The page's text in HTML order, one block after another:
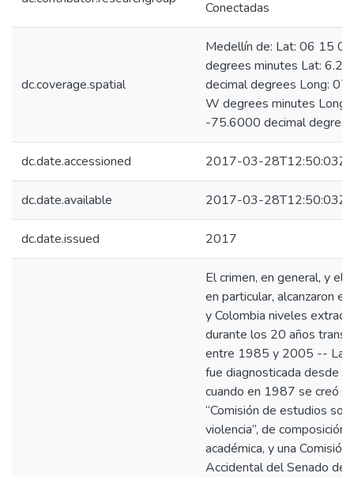
Conectadas
dc.coverage.spatial
Medellín de: Lat: 06 15
degrees minutes Lat:
decimal degrees Long:
W degrees minutes Long:
-75.6000 decimal degrees
dc.date.accessioned 2017-03-28T12:50:03Z
dc.date.available 2017-03-28T12:50:03Z
dc.date.issued 2017
El crimen, en general, y el
en particular, alcanzaron
y Colombia niveles
durante los 20 años
entre 1985 y 2005 -- La
fue diagnosticada desde
cuando en 1987 se creó la
“Comisión de estudios
violencia”, de composición
académica, y una Comisión
Accidental del Senado de